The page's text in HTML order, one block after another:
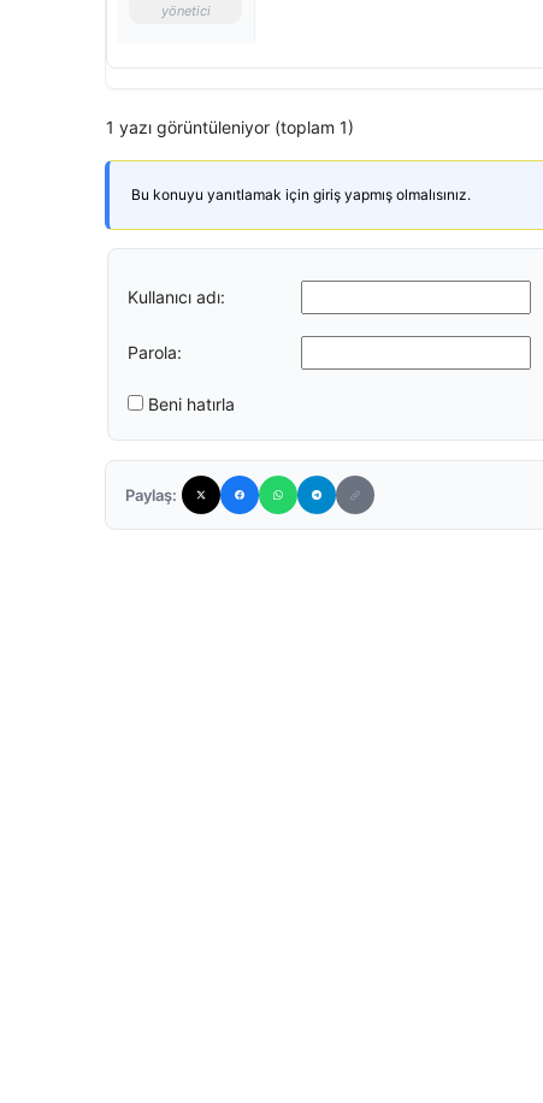
yönetici
1 yazı görüntüleniyor (toplam 1)
Bu konuyu yanıtlamak için giriş yapmış olmalısınız.
Kullanıcı adı:
Parola:
Beni hatırla
Paylaş: